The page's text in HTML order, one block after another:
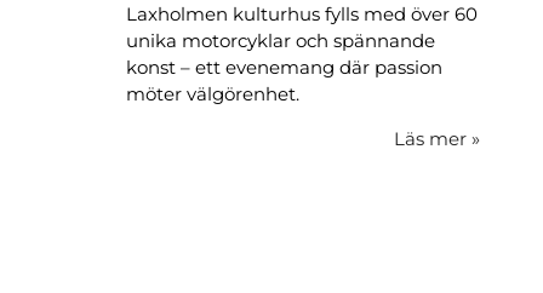
Laxholmen kulturhus fylls med över 60
unika motorcyklar och spännande
konst – ett evenemang där passion
möter välgörenhet.
Läs mer »